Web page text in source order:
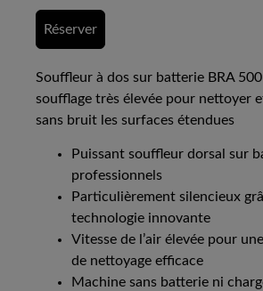
Réserver
Souffleur à dos sur batterie BRA
soufflage très élevée pour nettoyer
sans bruit les surfaces étendues
Puissant souffleur dorsal sur
professionnels
Particulièrement silencieux
technologie innovante
Vitesse de l’air élevée pour
de nettoyage efficace
Machine sans batterie ni